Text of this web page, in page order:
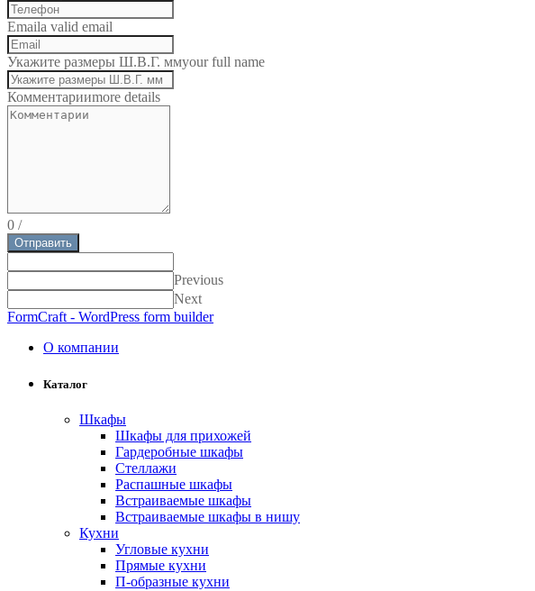
Emaila valid email
Укажите размеры Ш.В.Г. ммyour full name
Комментарииmore details
0 /
Отправить
Previous
Next
FormCraft - WordPress form builder
О компании
Каталог
Шкафы
Шкафы для прихожей
Гардеробные шкафы
Стеллажи
Распашные шкафы
Встраиваемые шкафы
Встраиваемые шкафы в нишу
Кухни
Угловые кухни
Прямые кухни
П-образные кухни